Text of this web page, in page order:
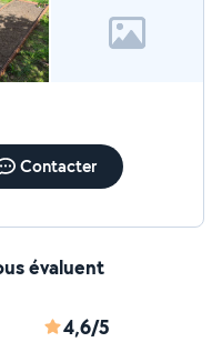
Contacter
évaluent
4,6/5